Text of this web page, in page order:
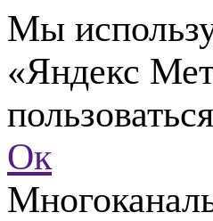
Мы
«Яндекс
Ок